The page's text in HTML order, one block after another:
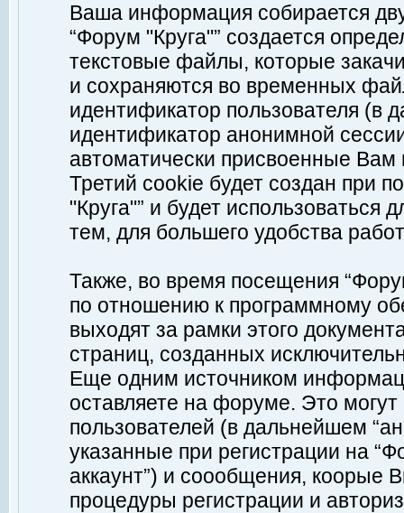
Ваша информация собирается
“Форум "Круга"” создается
текстовые файлы, которые
и сохраняются во временных
идентификатор пользователя (в
идентификатор анонимной
автоматически присвоенные
Третий cookie будет создан при
"Круга"” и будет
тем, для большего удобства
Также, во время посещения
по отношению к программному
выходят за рамки этого
страниц, созданных
Еще одним источником
оставляете на форуме. Это
пользователей (в дальнейшем
указанные при регистрации на
аккаунт”) и соообщения, коорые
процедуры регистрации и